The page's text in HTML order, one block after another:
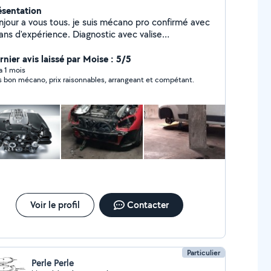
a vous tous. je suis mécano pro confirmé avec
d'expérience. Diagnostic avec valise
( lemecanoducoin )
avis laissé par Moise : 5/5
1 mois
bon mécano, prix raisonnables, arrangeant et compétant.
Voir le profil Contacter
Particulier
Perle Perle